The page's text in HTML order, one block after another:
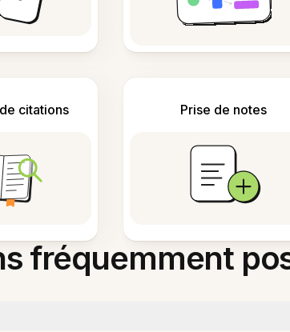
citations Prise de notes
fréquemment